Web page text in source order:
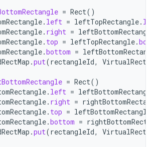
= Rect()
. left = leftTopRectangle.
. right =
. top = leftTopRectangle.
.bottom =
.put(rectangleId, VirtualRect
= Rect()
. left =
. right =
. top = leftBottomRectangle
.bottom =
.put(rectangleId, VirtualRect